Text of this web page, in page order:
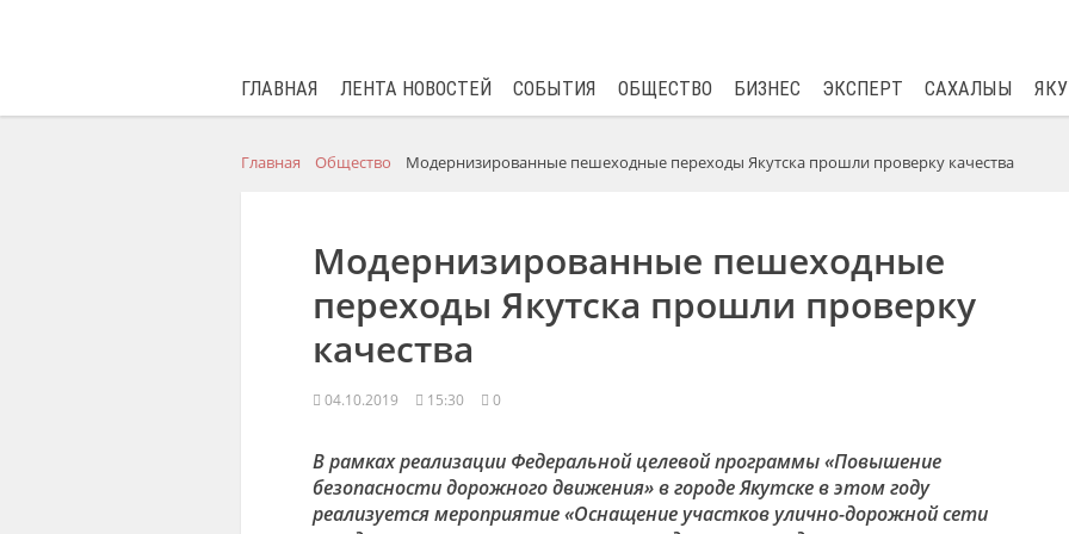
ГЛАВНАЯ ЛЕНТА НОВОСТЕЙ СОБЫТИЯ ОБЩЕСТВО БИЗНЕС ЭКСПЕРТ САХАЛЫЫ
Главная Общество Модернизированные пешеходные переходы Якутска прошли проверку качества
Модернизированные пешеходные
переходы Якутска прошли проверку
качества
04.10.2019 15:30 0
В рамках реализации Федеральной целевой программы «Повышение
безопасности дорожного движения» в городе Якутске в этом году
реализуется мероприятие «Оснащение участков улично-дорожной сети